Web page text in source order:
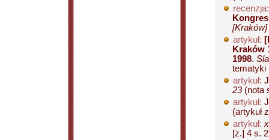
recenzja:
[Kraków]
artykuł:
Kraków
1998.
tematyki
artykuł:
23(nota
artykuł:
(artykuł
artykuł:
[z.] 4 s.